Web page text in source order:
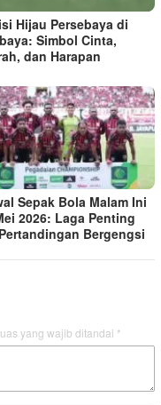
Hijau Persebaya di
Simbol Cinta,
dan Harapan
Sepak Bola Malam Ini
2026: Laga Penting
Bergengsi
yang wajib ditandai *